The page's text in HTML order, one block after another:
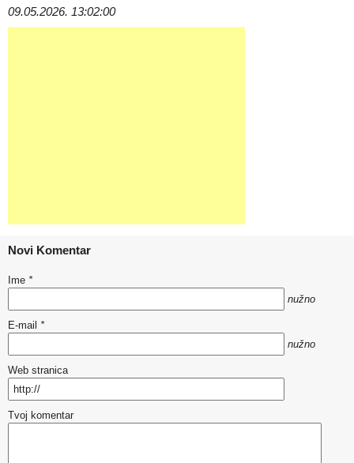
09.05.2026. 13:02:00
Novi Komentar
Ime *
nužno
E-mail *
nužno
Web stranica
Tvoj komentar